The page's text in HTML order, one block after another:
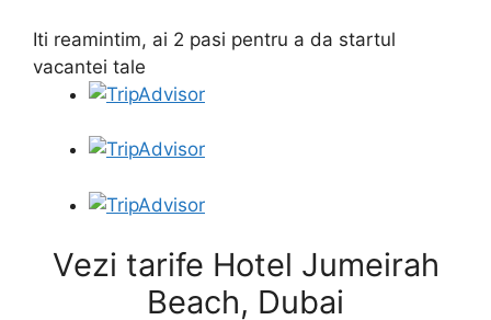
Iti reamintim, ai 2 pasi pentru a da startul
vacantei tale
Vezi tarife Hotel Jumeirah
Beach, Dubai